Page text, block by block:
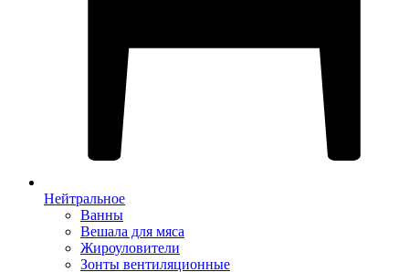
Нейтральное
Ванны
Вешала для мяса
Жироуловители
Зонты вентиляционные